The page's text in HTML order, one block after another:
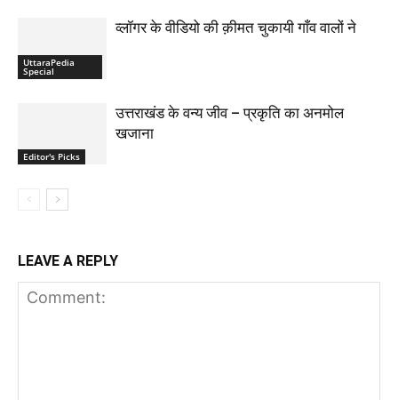
UttaraPedia
Special
व्लॉगर के वीडियो की क़ीमत चुकायी गाँव वालों ने
Editor's Picks
उत्तराखंड के वन्य जीव – प्रकृति का अनमोल
खजाना
LEAVE A REPLY